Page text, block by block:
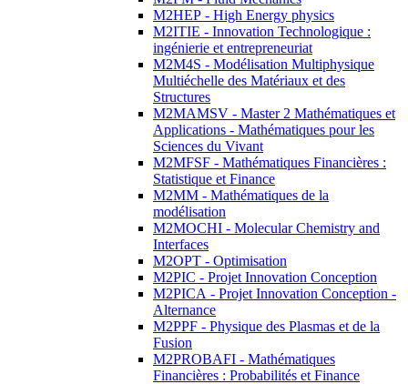
M2HEP - High Energy physics
M2ITIE - Innovation Technologique :
ingénierie et entrepreneuriat
M2M4S - Modélisation Multiphysique
Multiéchelle des Matériaux et des
Structures
M2MAMSV - Master 2 Mathématiques et
Applications - Mathématiques pour les
Sciences du Vivant
M2MFSF - Mathématiques Financières :
Statistique et Finance
M2MM - Mathématiques de la
modélisation
M2MOCHI - Molecular Chemistry and
Interfaces
M2OPT - Optimisation
M2PIC - Projet Innovation Conception
M2PICA - Projet Innovation Conception -
Alternance
M2PPF - Physique des Plasmas et de la
Fusion
M2PROBAFI - Mathématiques
Financières : Probabilités et Finance